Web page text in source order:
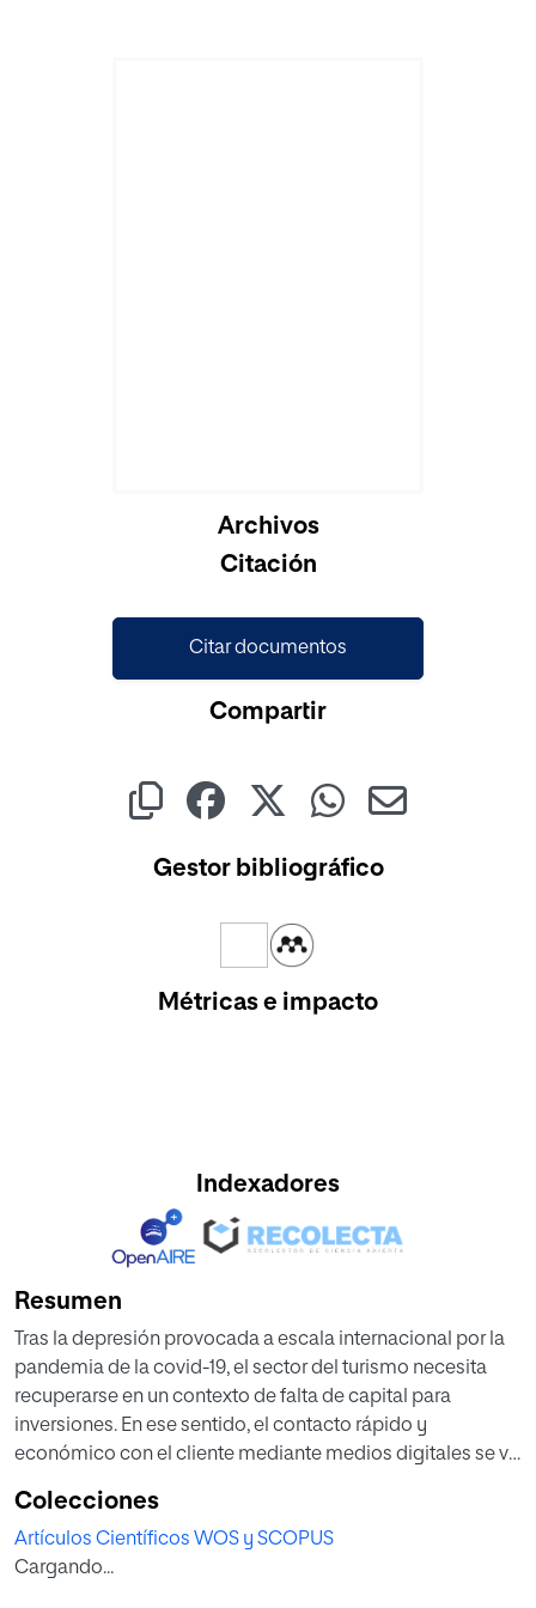
Archivos
Citación
Citar documentos
Compartir
Gestor bibliográfico
Métricas e impacto
Indexadores
Resumen
Tras la depresión provocada a escala internacional por la
pandemia de la covid-19, el sector del turismo necesita
recuperarse en un contexto de falta de capital para
inversiones. En ese sentido, el contacto rápido y
económico con el cliente mediante medios digitales se va
facilidad de acceso, búsqueda y selección de ofertas y
simplificación de trámites económicos. El
comportamiento del viajero ha cambiado
Colecciones
Artículos Científicos WOS y SCOPUS
Cargando...